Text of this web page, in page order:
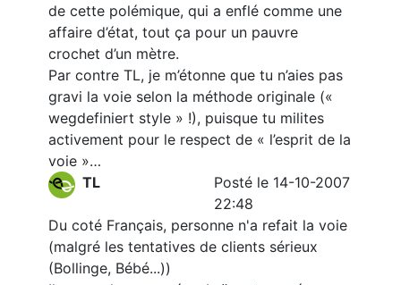
de cette polémique, qui a enflé comme une
affaire d’état, tout ça pour un pauvre
crochet d’un mètre.
Par contre TL, je m’étonne que tu n’aies pas
gravi la voie selon la méthode originale («
wegdefiniert style » !), puisque tu milites
activement pour le respect de « l’esprit de la
voie »…
TL
Posté le 14-10-2007
22:48
Du coté Français, personne n'a refait la voie
(malgré les tentatives de clients sérieux
(Bollinge, Bébé...))